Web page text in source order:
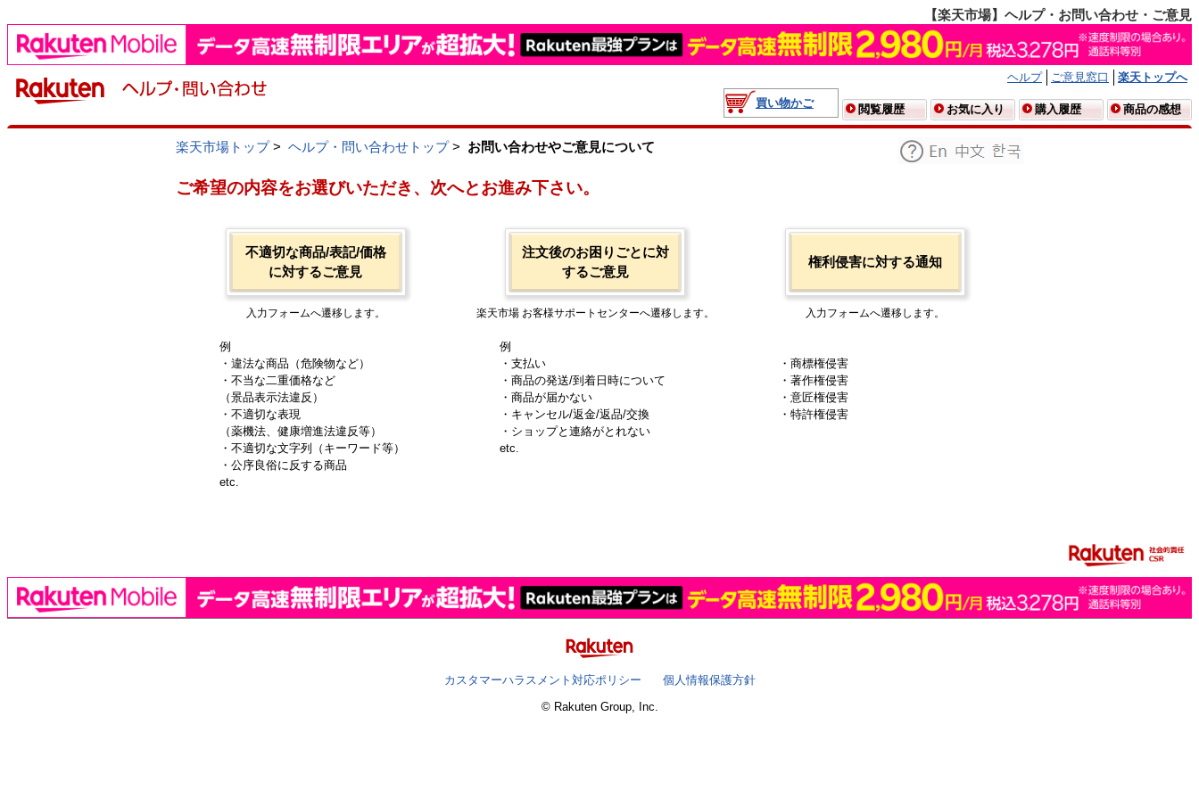
【楽天市場】ヘルプ・お問い合わせ・ご意見
ヘルプ ご意見窓口
楽天トップへ
買い物かご
閲覧履歴 お気に入り 購入履歴 商品の感想
楽天市場トップ> ヘルプ・問い合わせトップ> お問い合わせやご意見について
ご希望の内容をお選びいただき、次へとお進み下さい。
不適切な商品/表記/価格
に対するご意見
入力フォームへ遷移します。
例
・違法な商品（危険物など）
・不当な二重価格など
（景品表示法違反）
・不適切な表現
（薬機法、健康増進法違反等）
・不適切な文字列（キーワード等）
・公序良俗に反する商品
etc.
注文後のお困りごとに対
するご意見
楽天市場 お客様サポートセンターへ遷移します。
例
・支払い
・商品の発送/到着日時について
・商品が届かない
・キャンセル/返金/返品/交換
・ショップと連絡がとれない
etc.
権利侵害に対する通知
入力フォームへ遷移します。
・商標権侵害
・著作権侵害
・意匠権侵害
・特許権侵害
カスタマーハラスメント対応ポリシー
個人情報保護方針
© Rakuten Group, Inc.